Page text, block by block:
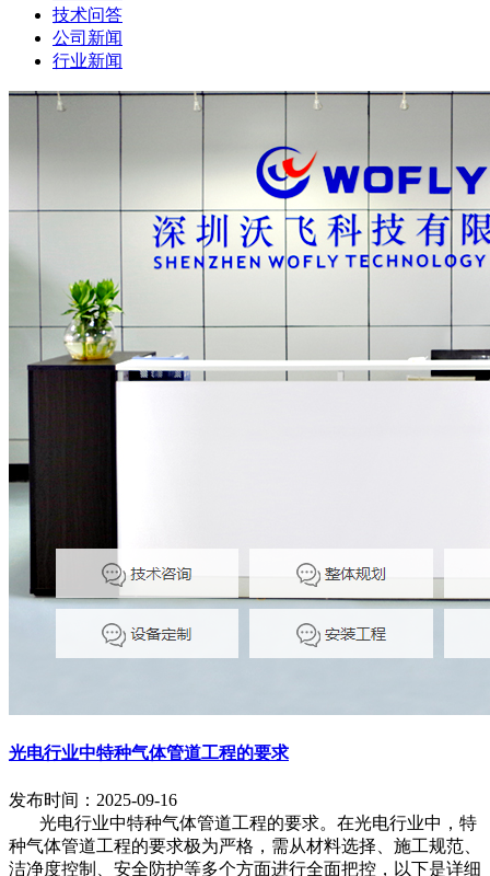
技术问答
公司新闻
行业新闻
光电行业中特种气体管道工程的要求
发布时间：2025-09-16
光电行业中特种气体管道工程的要求。在光电行业中，特
种气体管道工程的要求极为严格，需从材料选择、施工规范、
洁净度控制、安全防护等多个方面进行全面把控，以下是详细